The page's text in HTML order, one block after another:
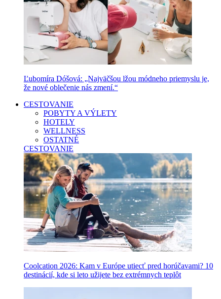
Ľubomíra Dóšová: „Najväčšou lžou módneho priemyslu je,
že nové oblečenie nás zmení.“
CESTOVANIE
POBYTY A VÝLETY
HOTELY
WELLNESS
OSTATNÉ
CESTOVANIE
Coolcation 2026: Kam v Európe utiecť pred horúčavami? 10
destinácií, kde si leto užijete bez extrémnych teplôt